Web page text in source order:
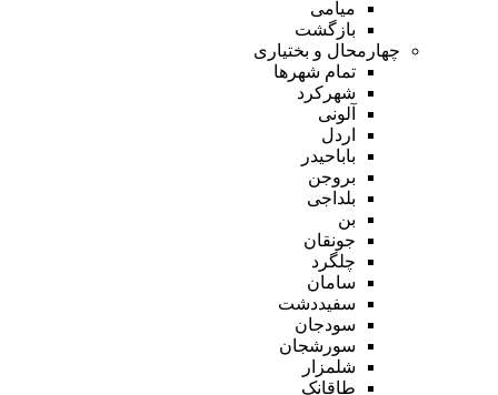
میامی
بازگشت
چهارمحال و بختیاری
تمام شهر‌ها
شهرکرد
آلونی
اردل
باباحیدر
بروجن
بلداجی
بن
جونقان
چلگرد
سامان
سفیددشت
سودجان
سورشجان
شلمزار
طاقانک